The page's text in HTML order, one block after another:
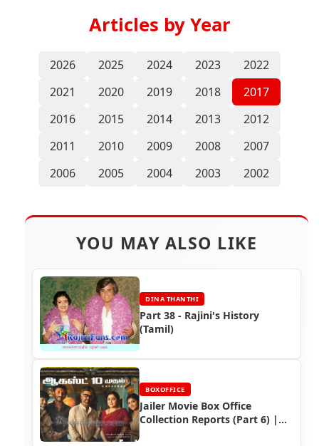
Articles by Year
2026 2025 2024 2023
2022
2021
2020 2019 2018
2017
2016
2015 2014 2013
2012
2011
2010 2009 2008
2007
2006
2005 2004 2003 2002
YOU MAY ALSO LIKE
DINA THANTHI
Part 38 - Rajini's History
(Tamil)
BOXOFFICE
Jailer Movie Box Office
Collection Reports (Part 6) |